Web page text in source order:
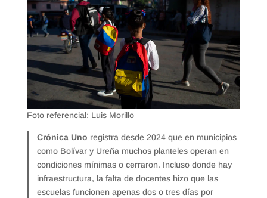
Foto referencial: Luis Morillo
Crónica Uno registra desde 2024 que en municipios
como Bolívar y Ureña muchos planteles operan en
condiciones mínimas o cerraron. Incluso donde hay
infraestructura, la falta de docentes hizo que las
escuelas funcionen apenas dos o tres días por